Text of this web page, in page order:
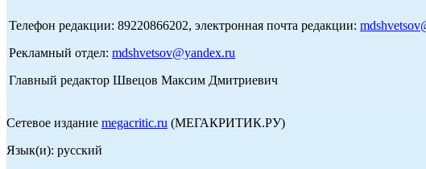
Телефон редакции: 89220866202, электронная почта редакции:
Рекламный отдел: mdshvetsov@yandex.ru
Главный редактор Швецов Максим Дмитриевич
Сетевое издание megacritic.ru (МЕГАКРИТИК.РУ)
Язык(и): русский